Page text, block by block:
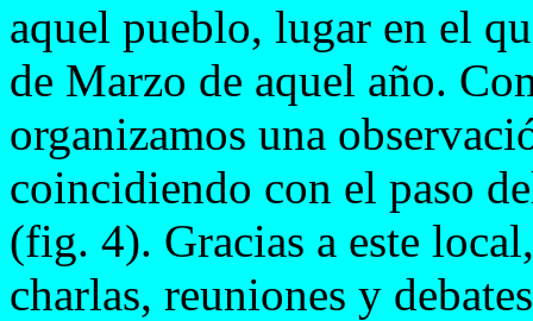
aquel pueblo, lugar en el
de Marzo de aquel año.
organizamos una
coincidiendo con el paso
(fig. 4). Gracias a este
charlas, reuniones y